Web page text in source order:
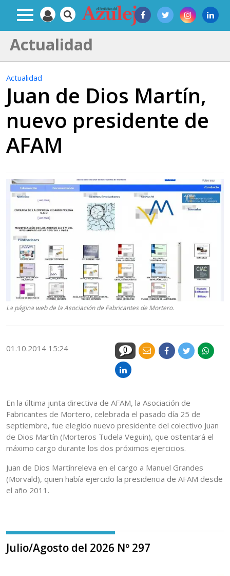
Actualidad
Actualidad
Juan de Dios Martín,
nuevo presidente de
AFAM
La página web de la Asociación de Fabricantes de Mortero.
01.10.2014 15:24 0
En la última junta directiva de AFAM, la Asociación de
Fabricantes de Mortero, celebrada el pasado día 25 de
septiembre, fue elegido nuevo presidente del colectivo Juan
de Dios Martín (Morteros Tudela Veguin), que ostentará el
máximo cargo durante los dos próximos ejercicios.
Juan de Dios Martínreleva en el cargo a Manuel Grandes
(Morvald), quien había ejercido la presidencia de AFAM desde
el año 2011.
Julio/Agosto del 2026 Nº 297